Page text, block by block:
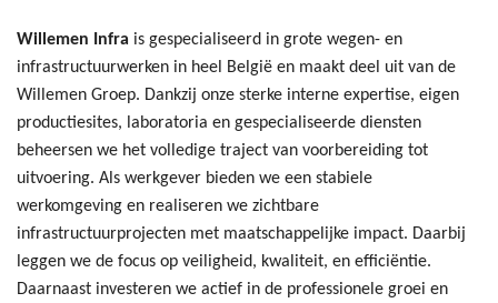
Willemen Infra is gespecialiseerd in grote wegen- en
infrastructuurwerken in heel België en maakt deel uit van de
Willemen Groep. Dankzij onze sterke interne expertise, eigen
productiesites, laboratoria en gespecialiseerde diensten
beheersen we het volledige traject van voorbereiding tot
uitvoering. Als werkgever bieden we een stabiele
werkomgeving en realiseren we zichtbare
infrastructuurprojecten met maatschappelijke impact. Daarbij
leggen we de focus op veiligheid, kwaliteit, en efficiëntie.
Daarnaast investeren we actief in de professionele groei en